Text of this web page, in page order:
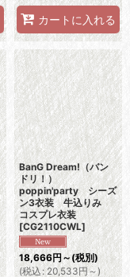
カートに入れる
BanG Dream!（バン
ドリ！）
poppin'party シーズ
ン3衣装 牛込りみ
コスプレ衣装
[CG2110CWL]
18,666円～(税別)
(税込 : 20,533円～)